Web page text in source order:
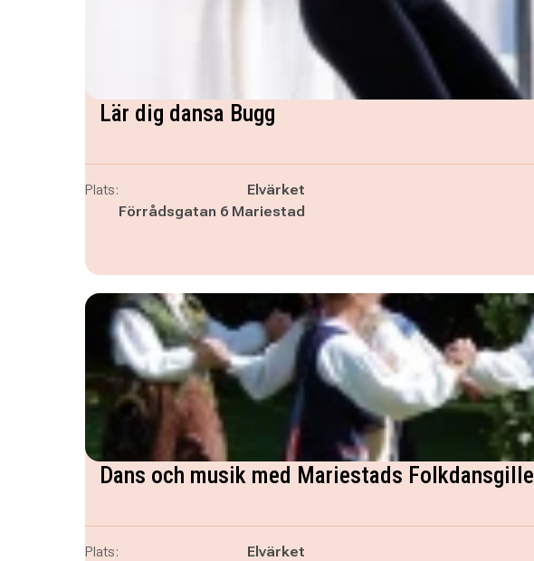
Lär dig dansa Bugg
Plats:
Elvärket
Förrådsgatan 6 Mariestad
Dans och musik med Mariestads Folkdansgille
Plats:
Elvärket